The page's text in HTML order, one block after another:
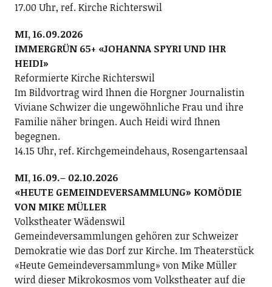
17.00 Uhr, ref. Kirche Richterswil
MI, 16.09.2026
IMMERGRÜN 65+ «JOHANNA SPYRI UND IHR
HEIDI»
Reformierte Kirche Richterswil
Im Bildvortrag wird Ihnen die Horgner Journalistin
Viviane Schwizer die ungewöhnliche Frau und ihre
Familie näher bringen. Auch Heidi wird Ihnen
begegnen.
14.15 Uhr, ref. Kirchgemeindehaus, Rosengartensaal
MI, 16.09.– 02.10.2026
«HEUTE GEMEINDEVERSAMMLUNG» KOMÖDIE
VON MIKE MÜLLER
Volkstheater Wädenswil
Gemeindeversammlungen gehören zur Schweizer
Demokratie wie das Dorf zur Kirche. Im Theaterstück
«Heute Gemeindeversammlung» von Mike Müller
wird dieser Mikrokosmos vom Volkstheater auf die